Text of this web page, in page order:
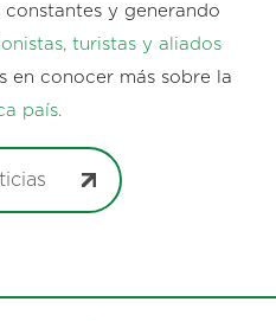
y generando
turistas y aliados
en conocer más sobre la
país.